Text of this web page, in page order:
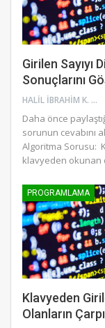
Girilen Sayıyı
Sonuçlarını
HALIL İBRAHIM K.
Daha önce
sorunun cevabını
Algoritma Sorusu:
klavyeden okunan
PROGRAMLAMA
Klavyeden
Olanların